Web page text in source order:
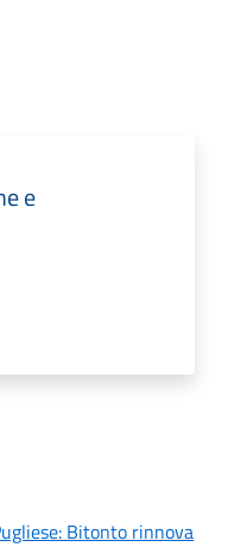
e
Bitonto rinnova